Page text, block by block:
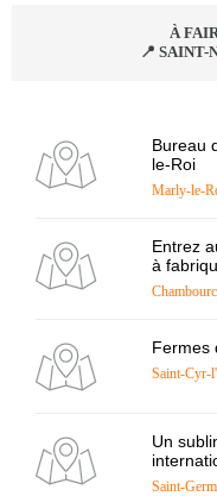
À
📍 SAINT-
Bureau
le-Roi
Marly-le-
Entrez
à
Fermes
Saint-Cyr-
Un
Saint-